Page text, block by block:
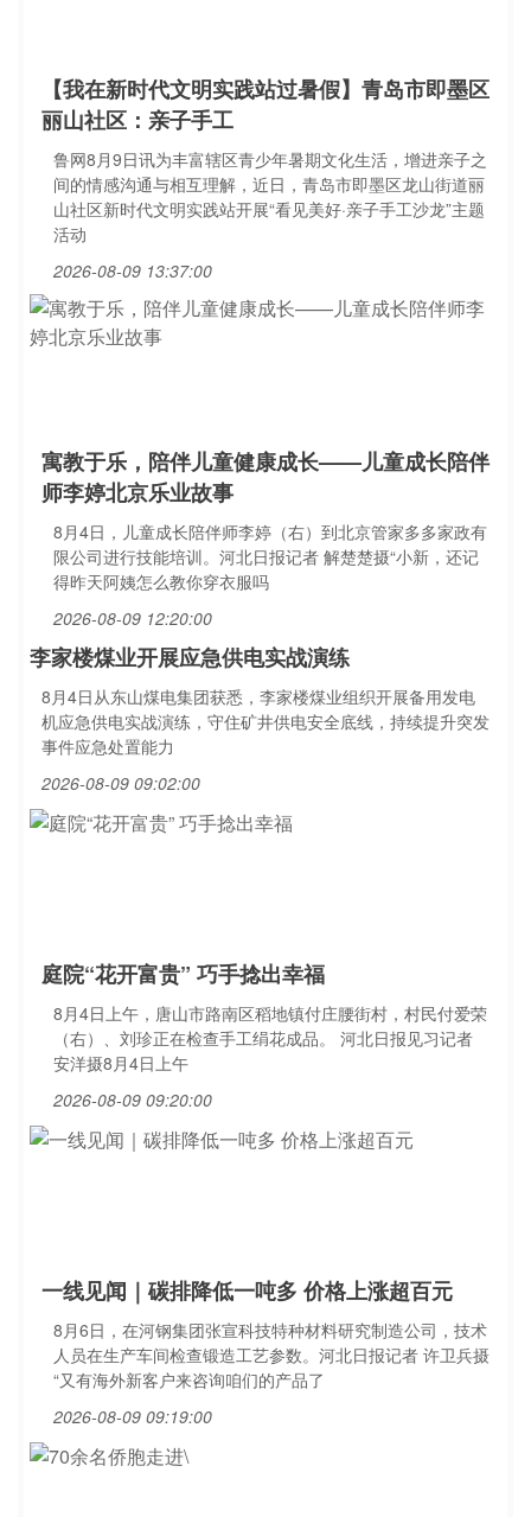
【我在新时代文明实践站过暑假】青岛市即墨区
丽山社区：亲子手工
鲁网8月9日讯为丰富辖区青少年暑期文化生活，增进亲子之
间的情感沟通与相互理解，近日，青岛市即墨区龙山街道丽
山社区新时代文明实践站开展“看见美好·亲子手工沙龙”主题
活动
2026-08-09 13:37:00
寓教于乐，陪伴儿童健康成长——儿童成长陪伴
师李婷北京乐业故事
8月4日，儿童成长陪伴师李婷（右）到北京管家多多家政有
限公司进行技能培训。河北日报记者 解楚楚摄“小新，还记
得昨天阿姨怎么教你穿衣服吗
2026-08-09 12:20:00
李家楼煤业开展应急供电实战演练
8月4日从东山煤电集团获悉，李家楼煤业组织开展备用发电
机应急供电实战演练，守住矿井供电安全底线，持续提升突发
事件应急处置能力
2026-08-09 09:02:00
庭院“花开富贵” 巧手捻出幸福
8月4日上午，唐山市路南区稻地镇付庄腰街村，村民付爱荣
（右）、刘珍正在检查手工绢花成品。 河北日报见习记者
安洋摄8月4日上午
2026-08-09 09:20:00
一线见闻｜碳排降低一吨多 价格上涨超百元
8月6日，在河钢集团张宣科技特种材料研究制造公司，技术
人员在生产车间检查锻造工艺参数。河北日报记者 许卫兵摄
“又有海外新客户来咨询咱们的产品了
2026-08-09 09:19:00